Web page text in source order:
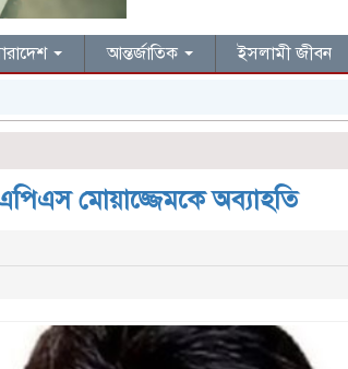
আন্তর্জাতিক ইসলামী জীবন
মোয়াজ্জেমকে অব্যাহতি